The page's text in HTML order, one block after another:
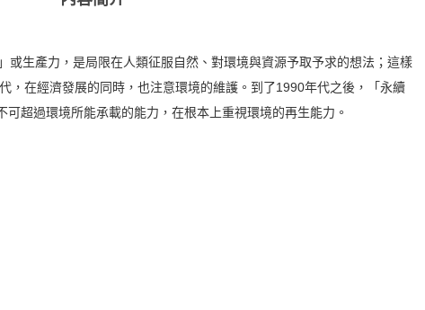
或生產力，是局限在人類征服自然、對環境與資源予取予求的想法；這樣
，在經濟發展的同時，也注意環境的維護。到了1990年代之後，「永續
超過環境所能承載的能力，在根本上重視環境的再生能力。